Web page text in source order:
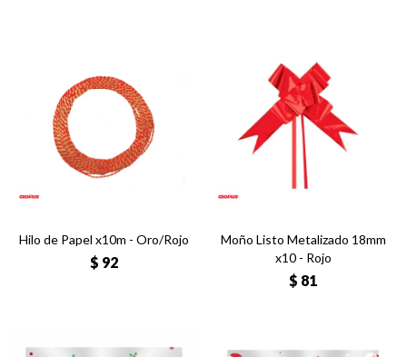
Hilo de Papel x10m - Oro/Rojo
$ 92
Moño Listo Metalizado 18mm
x10 - Rojo
$ 81